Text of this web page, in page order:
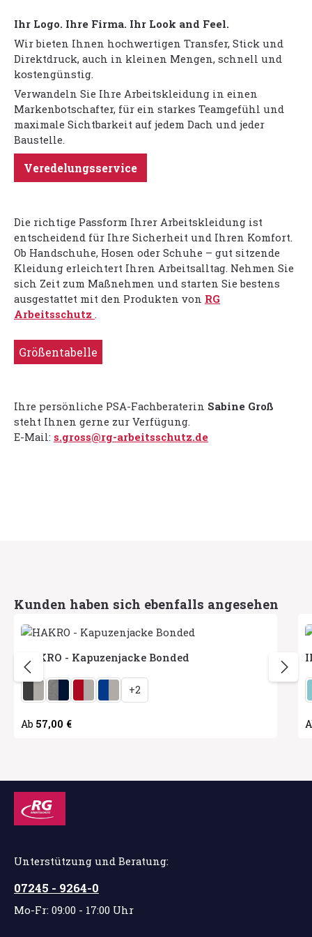
Ihr Logo. Ihre Firma. Ihr Look and Feel.
Wir bieten Ihnen hochwertigen Transfer, Stick und
Direktdruck, auch in kleinen Mengen, schnell und
kostengünstig.
Verwandeln Sie Ihre Arbeitskleidung in einen
Markenbotschafter, für ein starkes Teamgefühl und
maximale Sichtbarkeit auf jedem Dach und jeder
Baustelle.
Veredelungsservice
Die richtige Passform Ihrer Arbeitskleidung ist
entscheidend für Ihre Sicherheit und Ihren Komfort.
Ob Handschuhe, Hosen oder Schuhe – gut sitzende
Kleidung erleichtert Ihren Arbeitsalltag. Nehmen Sie
sich Zeit zum Maßnehmen und starten Sie bestens
ausgestattet mit den Produkten von RG
Arbeitsschutz .
Größentabelle
Ihre persönliche PSA-Fachberaterin Sabine Groß
steht Ihnen gerne zur Verfügung.
E-Mail: s.gross@rg-arbeitsschutz.de
Produktgalerie überspringen
Kunden haben sich ebenfalls angesehen
HAKRO - Kapuzenjacke Bonded
Herstellerfarbe auswählen
+2
Regulärer Preis:
Ab 57,00 €
Unterstützung und Beratung:
07245 - 9264-0
Mo-Fr: 09:00 - 17:00 Uhr